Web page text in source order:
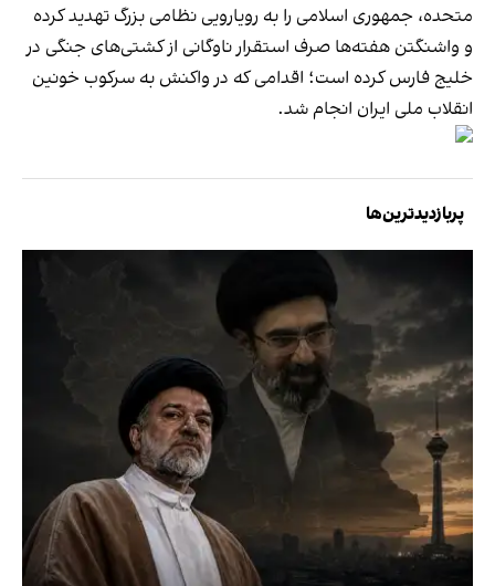
متحده، جمهوری اسلامی را به رویارویی نظامی بزرگ تهدید کرده
و واشنگتن هفته‌ها صرف استقرار ناوگانی از کشتی‌های جنگی در
خلیج فارس کرده است؛ اقدامی که در واکنش به سرکوب خونین
انقلاب ملی ایران انجام شد.
پربازدیدترین‌ها